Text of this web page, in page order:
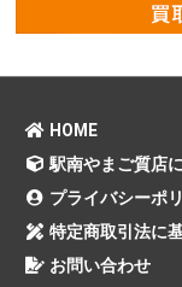
HOME
駅南やまご質店
プライバシーポ
特定商取引法に
お問い合わせ